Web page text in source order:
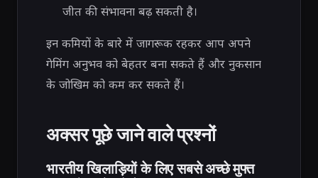
जीत की संभावना बढ़ सकती है।
इन कमियों के बारे में जागरूक रहकर आप अपने
गेमिंग अनुभव को बेहतर बना सकते हैं और नुकसान
के जोखिम को कम कर सकते हैं।
अक्सर पूछे जाने वाले प्रश्नों
भारतीय खिलाड़ियों के लिए सबसे अच्छे मुफ्त